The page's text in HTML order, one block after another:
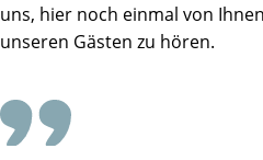
uns, hier noch einmal von
unseren Gästen zu hören.